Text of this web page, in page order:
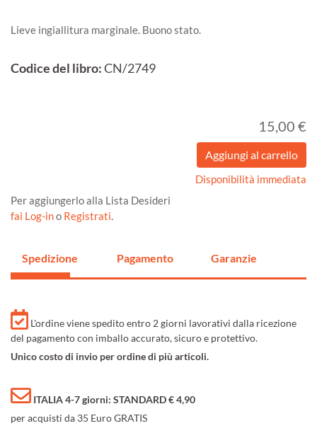
Lieve ingiallitura marginale. Buono stato.
Codice del libro:CN/2749
15,00 €
Disponibilità immediata
Per aggiungerlo alla Lista Desideri
fai Log-ino Registrati.
Spedizione Pagamento Garanzie
L'ordine viene spedito entro 2 giorni lavorativi dalla ricezione
del pagamento con imballo accurato, sicuro e protettivo.
Unico costo di invio per ordine di più articoli.
ITALIA 4-7 giorni: STANDARD € 4,90
per acquisti da 35 Euro GRATIS